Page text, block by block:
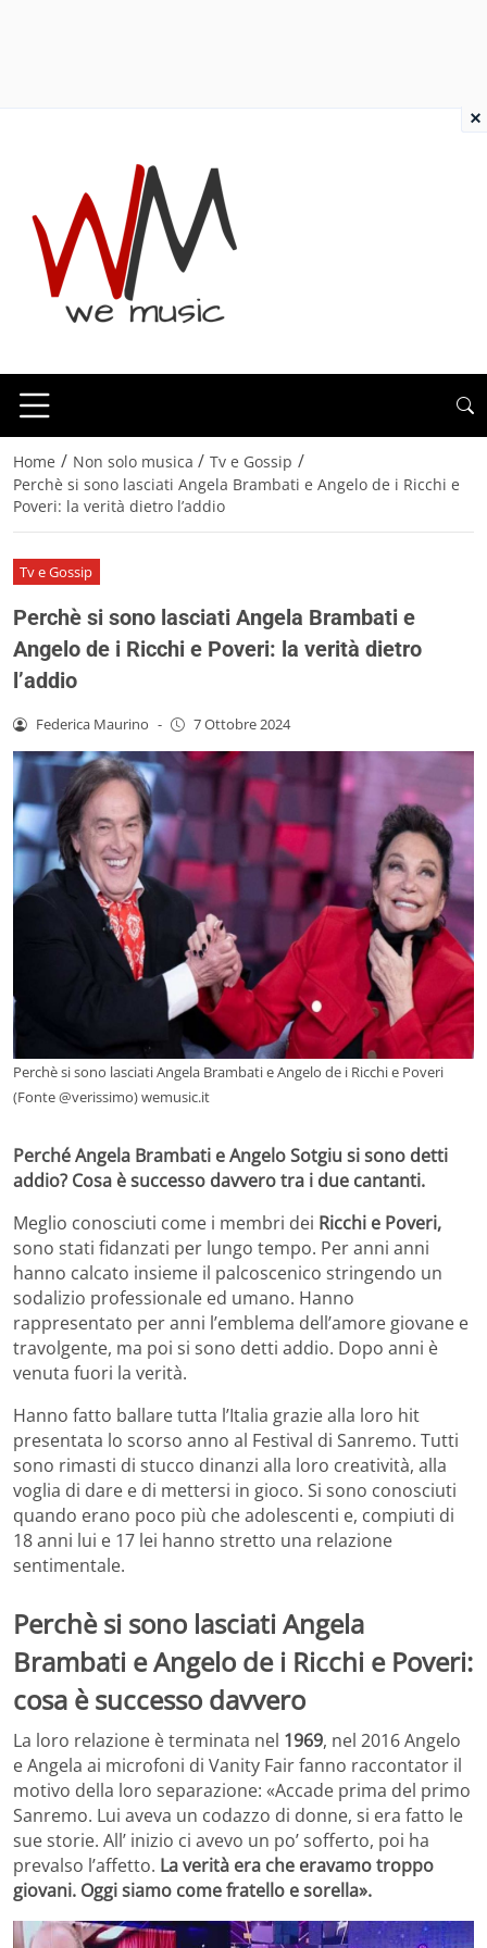
Home / Non solo musica / Tv e Gossip /
Perchè si sono lasciati Angela Brambati e Angelo de i Ricchi e
Poveri: la verità dietro l’addio
Tv e Gossip
Perchè si sono lasciati Angela Brambati e
Angelo de i Ricchi e Poveri: la verità dietro
l’addio
Federica Maurino - 7 Ottobre 2024
Perchè si sono lasciati Angela Brambati e Angelo de i Ricchi e Poveri
(Fonte @verissimo) wemusic.it
Perché Angela Brambati e Angelo Sotgiu si sono detti
addio? Cosa è successo davvero tra i due cantanti.
Meglio conosciuti come i membri dei Ricchi e Poveri,
sono stati fidanzati per lungo tempo. Per anni anni
hanno calcato insieme il palcoscenico stringendo un
sodalizio professionale ed umano. Hanno
rappresentato per anni l’emblema dell’amore giovane e
travolgente, ma poi si sono detti addio. Dopo anni è
venuta fuori la verità.
Hanno fatto ballare tutta l’Italia grazie alla loro hit
presentata lo scorso anno al Festival di Sanremo. Tutti
sono rimasti di stucco dinanzi alla loro creatività, alla
voglia di dare e di mettersi in gioco. Si sono conosciuti
quando erano poco più che adolescenti e, compiuti di
18 anni lui e 17 lei hanno stretto una relazione
sentimentale.
Perchè si sono lasciati Angela
Brambati e Angelo de i Ricchi e Poveri:
cosa è successo davvero
La loro relazione è terminata nel 1969, nel 2016 Angelo
e Angela ai microfoni di Vanity Fair fanno raccontator il
motivo della loro separazione: «Accade prima del primo
Sanremo. Lui aveva un codazzo di donne, si era fatto le
sue storie. All’ inizio ci avevo un po’ sofferto, poi ha
prevalso l’affetto. La verità era che eravamo troppo
giovani. Oggi siamo come fratello e sorella».
×